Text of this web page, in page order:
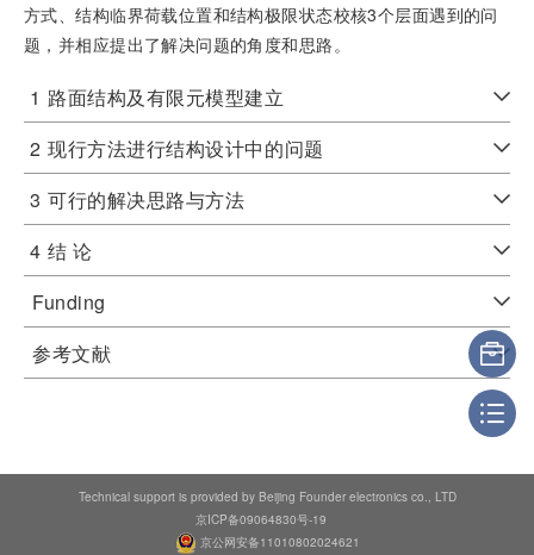
方式、结构临界荷载位置和结构极限状态校核3个层面遇到的问
题，并相应提出了解决问题的角度和思路。
1 路面结构及有限元模型建立
2 现行方法进行结构设计中的问题
3 可行的解决思路与方法
4 结 论
Funding
参考文献
Technical support is provided by Beijing Founder electronics co., LTD
京ICP备09064830号-19
京公网安备11010802024621